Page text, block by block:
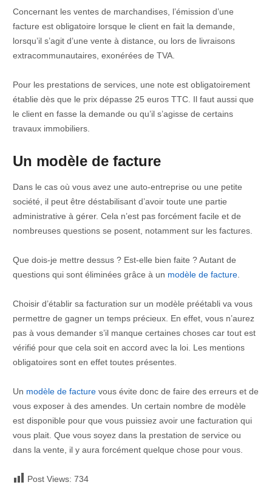
Concernant les ventes de marchandises, l’émission d’une
facture est obligatoire lorsque le client en fait la demande,
lorsqu’il s’agit d’une vente à distance, ou lors de livraisons
extracommunautaires, exonérées de TVA.
Pour les prestations de services, une note est obligatoirement
établie dès que le prix dépasse 25 euros TTC. Il faut aussi que
le client en fasse la demande ou qu’il s’agisse de certains
travaux immobiliers.
Un modèle de facture
Dans le cas où vous avez une auto-entreprise ou une petite
société, il peut être déstabilisant d’avoir toute une partie
administrative à gérer. Cela n’est pas forcément facile et de
nombreuses questions se posent, notamment sur les factures.
Que dois-je mettre dessus ? Est-elle bien faite ? Autant de
questions qui sont éliminées grâce à un modèle de facture.
Choisir d’établir sa facturation sur un modèle préétabli va vous
permettre de gagner un temps précieux. En effet, vous n’aurez
pas à vous demander s’il manque certaines choses car tout est
vérifié pour que cela soit en accord avec la loi. Les mentions
obligatoires sont en effet toutes présentes.
Un modèle de facturevous évite donc de faire des erreurs et de
vous exposer à des amendes. Un certain nombre de modèle
est disponible pour que vous puissiez avoir une facturation qui
vous plait. Que vous soyez dans la prestation de service ou
dans la vente, il y aura forcément quelque chose pour vous.
Post Views: 734